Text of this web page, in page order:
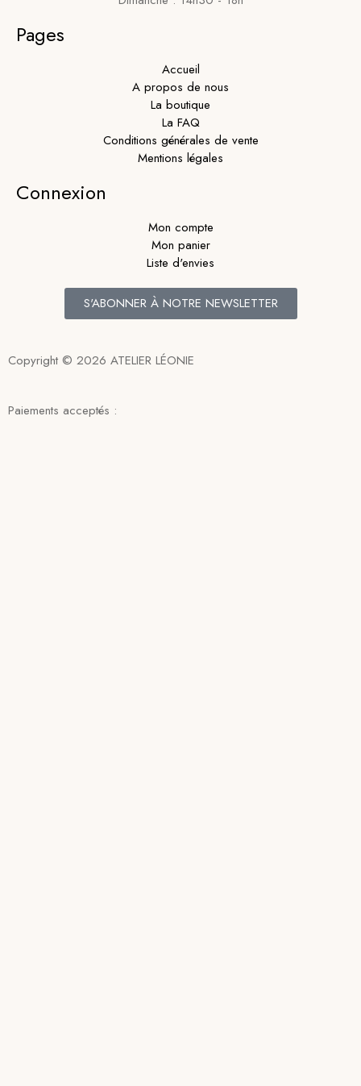
Pages
Accueil
A propos de nous
La boutique
La FAQ
Conditions générales de vente
Mentions légales
Connexion
Mon compte
Mon panier
Liste d'envies
S'ABONNER À NOTRE NEWSLETTER
Copyright © 2026 ATELIER LÉONIE
Paiements acceptés :